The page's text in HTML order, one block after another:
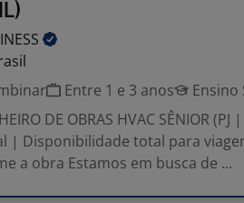
Entre 1 e 3 anos Ensino
DE OBRAS HVAC SÊNIOR (PJ
| Disponibilidade total para
a obra Estamos em busca de ...